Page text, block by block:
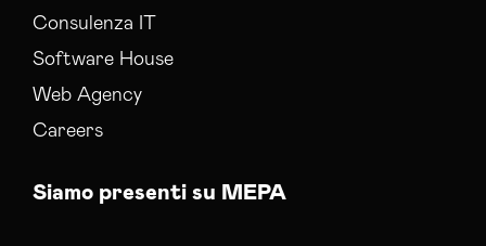
Consulenza IT
Software House
Web Agency
Careers
Siamo presenti su MEPA